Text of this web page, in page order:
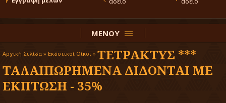
ΜΕΝΟΥ
Αρχική Σελίδα » Εκδοτικοί Οίκοι » ΤΕΤΡΑΚΤΥΣ ***
ΤΑΛΑΙΠΩΡΗΜΕΝΑ ΔΙΔΟΝΤΑΙ ΜΕ
ΕΚΠΤΩΣΗ - 35%